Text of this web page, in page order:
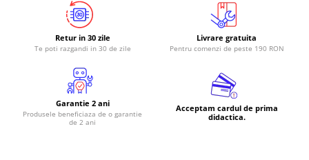
Retur in 30 zile
Te poti razgandi in 30 de zile
Livrare gratuita
Pentru comenzi de peste 190 RON
Garantie 2 ani
Produsele beneficiaza de o garantie
de 2 ani
Acceptam cardul de prima
didactica.